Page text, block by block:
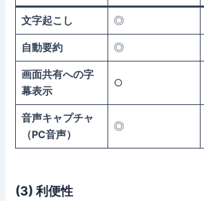
文字起こし ◎
自動要約 ◎
画面共有への字
幕表示
○
音声キャプチャ
（PC音声）
◎
(3) 利便性